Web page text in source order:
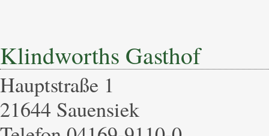
Klindworths Gasthof
Hauptstraße 1
21644 Sauensiek